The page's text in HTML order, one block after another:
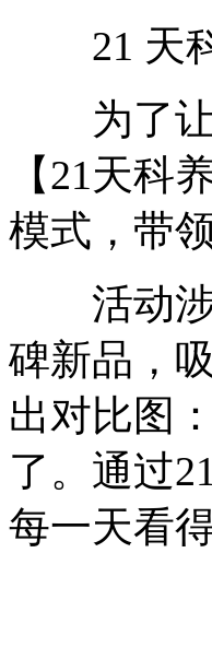
21 天科
为了让
【21天科
模式，带
活动涉
碑新品，
出对比图
了。通过
每一天看